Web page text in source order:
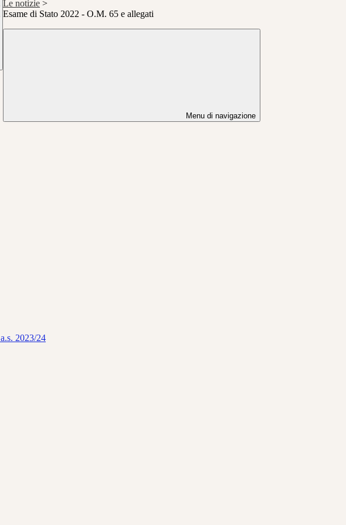
Le notizie >
Esame di Stato 2022 - O.M. 65 e allegati
Menu di navigazione
2023/24